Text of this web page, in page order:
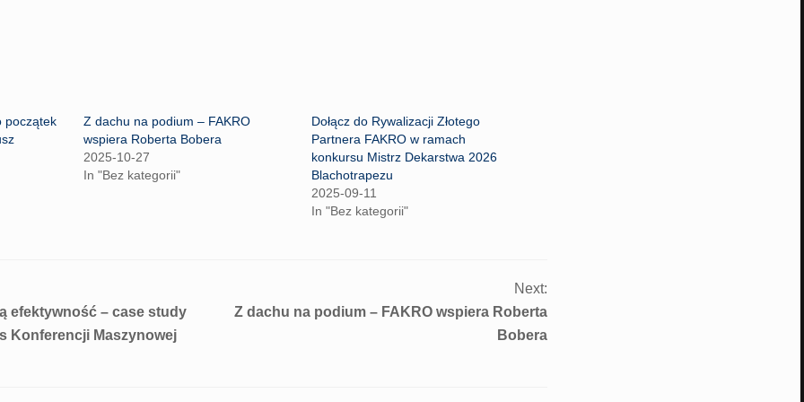
początek
Z dachu na podium – FAKRO
wspiera Roberta Bobera
2025-10-27
In "Bez kategorii"
Dołącz do Rywalizacji Złotego
Partnera FAKRO w ramach
konkursu Mistrz Dekarstwa 2026
Blachotrapezu
2025-09-11
In "Bez kategorii"
efektywność – case study
Konferencji Maszynowej
Next:
Z dachu na podium – FAKRO wspiera Roberta
Bobera